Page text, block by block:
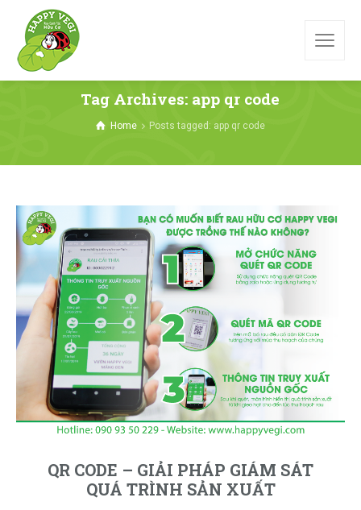
Tag Archives: app qr code
Home Posts tagged: app qr code
QR CODE – GIẢI PHÁP GIÁM SÁT
QUÁ TRÌNH SẢN XUẤT